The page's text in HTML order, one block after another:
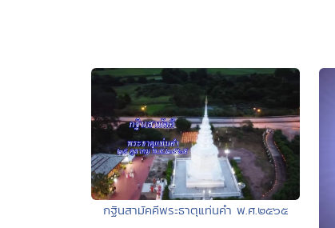
กฐินสามัคคีพระธาตุแท่นคำ พ.ศ.๒๕๖๕